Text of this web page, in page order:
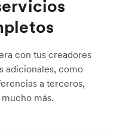
con tus creadores
adicionales, como
a terceros,
más.